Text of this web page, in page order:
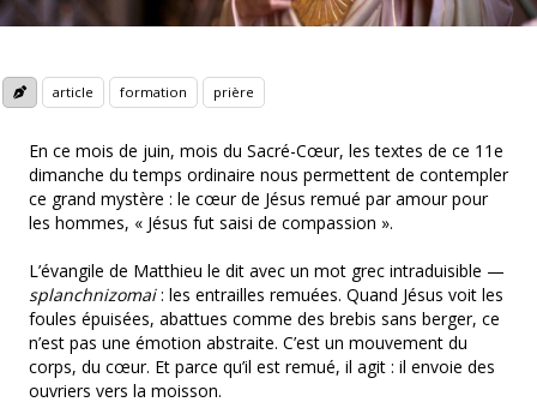
article formation prière
En ce mois de juin, mois du Sacré-Cœur, les textes de ce 11e
dimanche du temps ordinaire nous permettent de contempler
ce grand mystère : le cœur de Jésus remué par amour pour
les hommes, « Jésus fut saisi de compassion ».
L’évangile de Matthieu le dit avec un mot grec intraduisible —
splanchnizomai: les entrailles remuées. Quand Jésus voit les
foules épuisées, abattues comme des brebis sans berger, ce
n’est pas une émotion abstraite. C’est un mouvement du
corps, du cœur. Et parce qu’il est remué, il agit : il envoie des
ouvriers vers la moisson.